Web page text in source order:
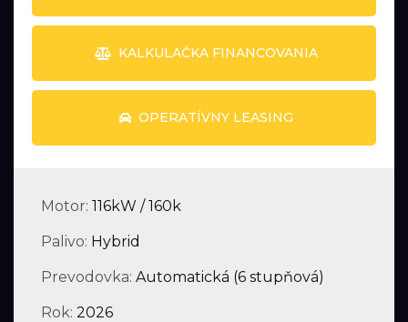
KALKULAČKA FINANCOVANIA
OPERATÍVNY LEASING
Motor: 116kW / 160k
Palivo: Hybrid
Prevodovka: Automatická (6 stupňová)
Rok: 2026